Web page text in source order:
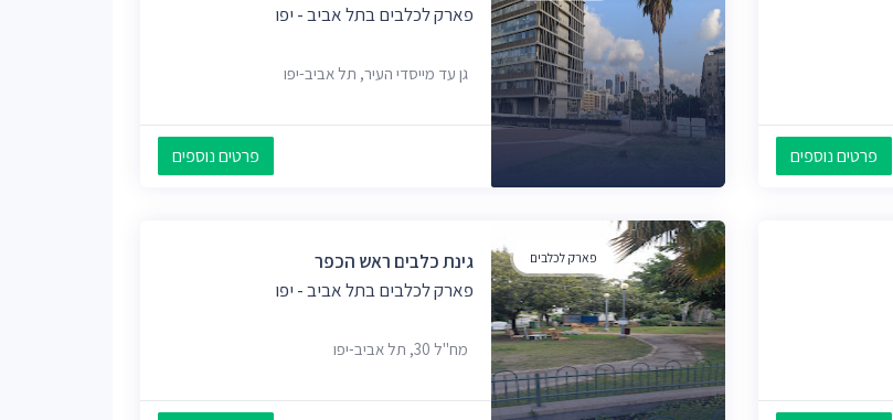
פרטים נוספים
פארק לכלבים בתל אביב - יפו
גן עד מייסדי העיר, תל אביב-יפו
פרטים נוספים
פארק לכלבים
גינת כלבים ראש הכפר
פארק לכלבים בתל אביב - יפו
מח"ל 30, תל אביב-יפו